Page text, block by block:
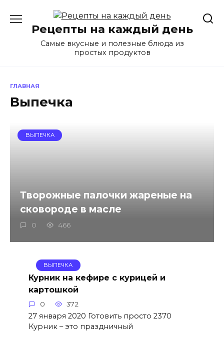
содержаниюРецепты на каждый день
Самые вкусные и полезные блюда из
простых продуктов
ГЛАВНАЯ
Выпечка
ВЫПЕЧКА
Творожные палочки жареные на
сковороде в масле
0 466
ВЫПЕЧКА
Курник на кефире с курицей и
картошкой
0 372
27 января 2020 Готовить просто 2370
Курник – это праздничный